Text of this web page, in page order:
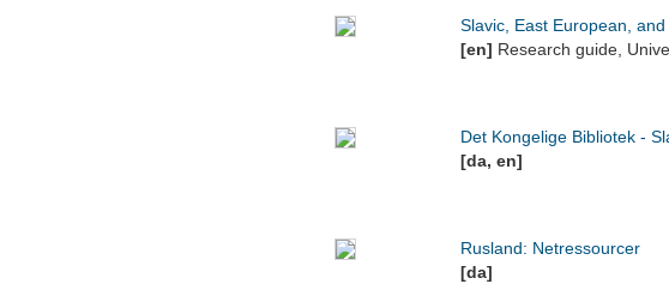
Slavic, East European,
[en] Research guide,
Det Kongelige Bibliotek -
[da, en]
Rusland: Netressourcer
[da]